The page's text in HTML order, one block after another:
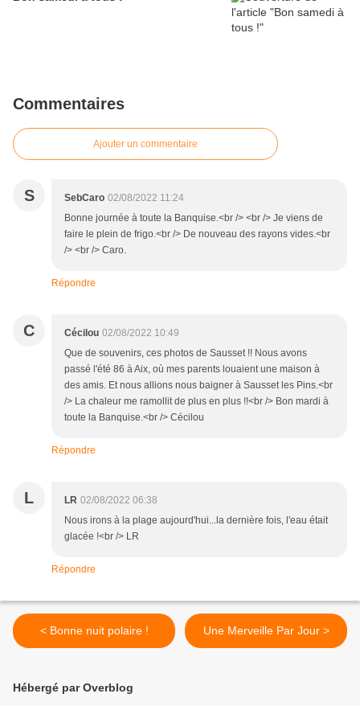
Commentaires
Ajouter un commentaire
S SebCaro 02/08/2022 11:24
Bonne journée à toute la Banquise.<br /> <br /> Je viens de
faire le plein de frigo.<br /> De nouveau des rayons vides.<br
/> <br /> Caro.
Répondre
C Cécilou 02/08/2022 10:49
Que de souvenirs, ces photos de Sausset !! Nous avons
passé l'été 86 à Aix, où mes parents louaient une maison à
des amis. Et nous allions nous baigner à Sausset les Pins.<br
/> La chaleur me ramollit de plus en plus !!<br /> Bon mardi à
toute la Banquise.<br /> Cécilou
Répondre
L LR 02/08/2022 06:38
Nous irons à la plage aujourd'hui...la dernière fois, l'eau était
glacée !<br /> LR
Répondre
< Bonne nuit polaire ! Une Merveille Par Jour >
Hébergé par Overblog